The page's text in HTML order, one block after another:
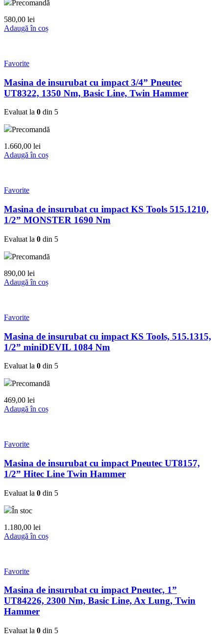
Precomandă
580,00 lei
Adaugă în coș
Favorite
Masina de insurubat cu impact 3/4” Pneutec
UT8322, 1350 Nm, Basic Line, Twin Hammer
Evaluat la 0 din 5
Precomandă
1.660,00 lei
Adaugă în coș
Favorite
Masina de insurubat cu impact KS Tools 515.1210,
1/2” MONSTER 1690 Nm
Evaluat la 0 din 5
Precomandă
890,00 lei
Adaugă în coș
Favorite
Masina de insurubat cu impact KS Tools, 515.1315,
1/2” miniDEVIL 1084 Nm
Evaluat la 0 din 5
Precomandă
469,00 lei
Adaugă în coș
Favorite
Masina de insurubat cu impact Pneutec UT8157,
1/2” Hitec Line Twin Hammer
Evaluat la 0 din 5
În stoc
1.180,00 lei
Adaugă în coș
Favorite
Masina de insurubat cu impact Pneutec, 1”
UT84226, 2300 Nm, Basic Line, Ax Lung, Twin
Hammer
Evaluat la 0 din 5